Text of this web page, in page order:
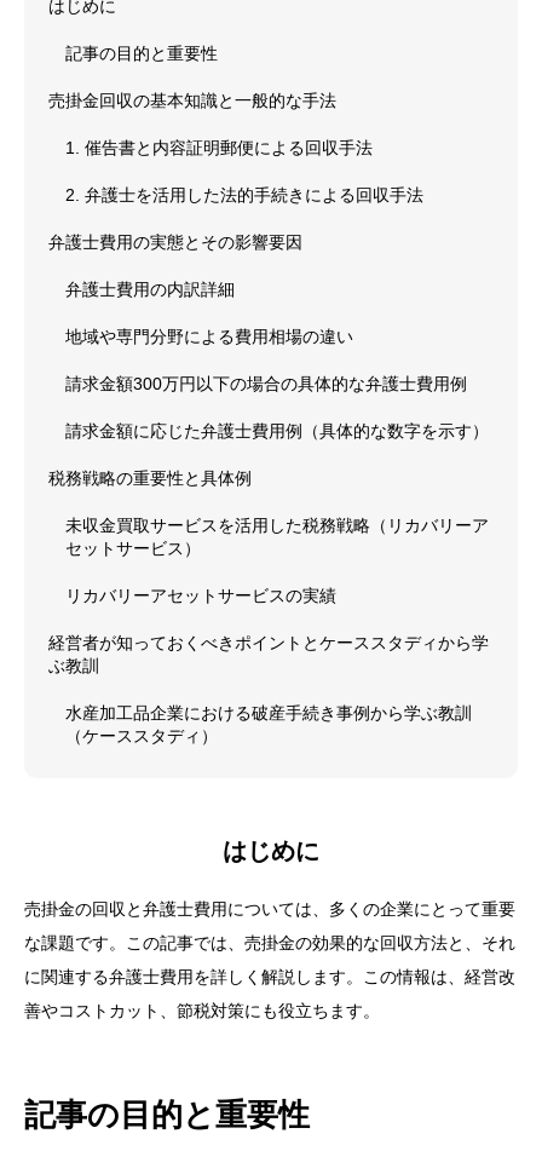
はじめに
記事の目的と重要性
売掛金回収の基本知識と一般的な手法
1. 催告書と内容証明郵便による回収手法
2. 弁護士を活用した法的手続きによる回収手法
弁護士費用の実態とその影響要因
弁護士費用の内訳詳細
地域や専門分野による費用相場の違い
請求金額300万円以下の場合の具体的な弁護士費用例
請求金額に応じた弁護士費用例（具体的な数字を示す）
税務戦略の重要性と具体例
未収金買取サービスを活用した税務戦略（リカバリーア
セットサービス）
リカバリーアセットサービスの実績
経営者が知っておくべきポイントとケーススタディから学
ぶ教訓
水産加工品企業における破産手続き事例から学ぶ教訓
（ケーススタディ）
はじめに
売掛金の回収と弁護士費用については、多くの企業にとって重要
な課題です。この記事では、売掛金の効果的な回収方法と、それ
に関連する弁護士費用を詳しく解説します。この情報は、経営改
善やコストカット、節税対策にも役立ちます。
記事の目的と重要性